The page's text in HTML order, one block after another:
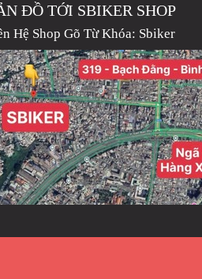
ĐỒ TỚI SBIKER SHOP
Hệ Shop Gõ Từ Khóa: Sbiker